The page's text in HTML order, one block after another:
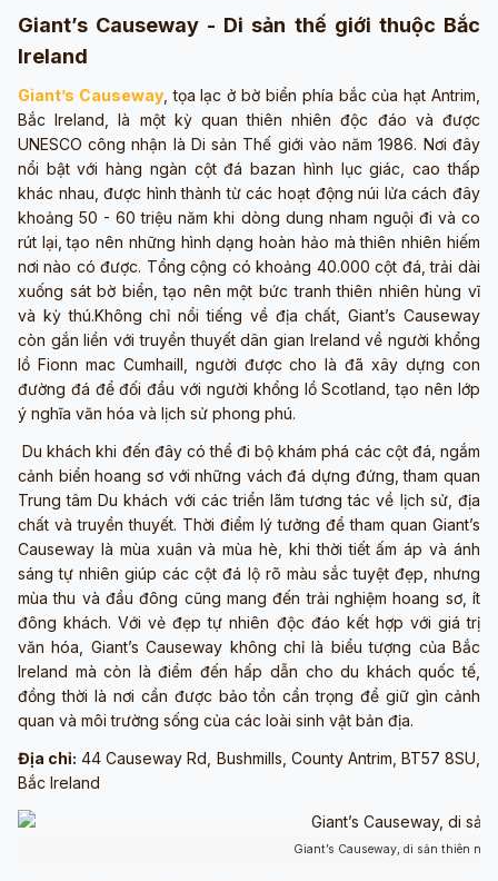
Giant’s Causeway - Di sản thế giới thuộc Bắc
Ireland
Giant’s Causeway, tọa lạc ở bờ biển phía bắc của hạt Antrim,
Bắc Ireland, là một kỳ quan thiên nhiên độc đáo và được
UNESCO công nhận là Di sản Thế giới vào năm 1986. Nơi đây
nổi bật với hàng ngàn cột đá bazan hình lục giác, cao thấp
khác nhau, được hình thành từ các hoạt động núi lửa cách đây
khoảng 50 - 60 triệu năm khi dòng dung nham nguội đi và co
rút lại, tạo nên những hình dạng hoàn hảo mà thiên nhiên hiếm
nơi nào có được. Tổng cộng có khoảng 40.000 cột đá, trải dài
xuống sát bờ biển, tạo nên một bức tranh thiên nhiên hùng vĩ
và kỳ thú.Không chỉ nổi tiếng về địa chất, Giant’s Causeway
còn gắn liền với truyền thuyết dân gian Ireland về người khổng
lồ Fionn mac Cumhaill, người được cho là đã xây dựng con
đường đá để đối đầu với người khổng lồ Scotland, tạo nên lớp
ý nghĩa văn hóa và lịch sử phong phú.
Du khách khi đến đây có thể đi bộ khám phá các cột đá, ngắm
cảnh biển hoang sơ với những vách đá dựng đứng, tham quan
Trung tâm Du khách với các triển lãm tương tác về lịch sử, địa
chất và truyền thuyết. Thời điểm lý tưởng để tham quan Giant’s
Causeway là mùa xuân và mùa hè, khi thời tiết ấm áp và ánh
sáng tự nhiên giúp các cột đá lộ rõ màu sắc tuyệt đẹp, nhưng
mùa thu và đầu đông cũng mang đến trải nghiệm hoang sơ, ít
đông khách. Với vẻ đẹp tự nhiên độc đáo kết hợp với giá trị
văn hóa, Giant’s Causeway không chỉ là biểu tượng của Bắc
Ireland mà còn là điểm đến hấp dẫn cho du khách quốc tế,
đồng thời là nơi cần được bảo tồn cẩn trọng để giữ gìn cảnh
quan và môi trường sống của các loài sinh vật bản địa.
Địa chỉ: 44 Causeway Rd, Bushmills, County Antrim, BT57 8SU,
Bắc Ireland
Giant’s Causeway, di sản thiên